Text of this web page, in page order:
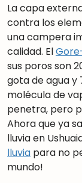
La capa
contra los
una campera
calidad. El
sus poros son
gota de agua y
molécula de
penetra, pero
Ahora que ya
lluvia en
lluvia para no
mundo!